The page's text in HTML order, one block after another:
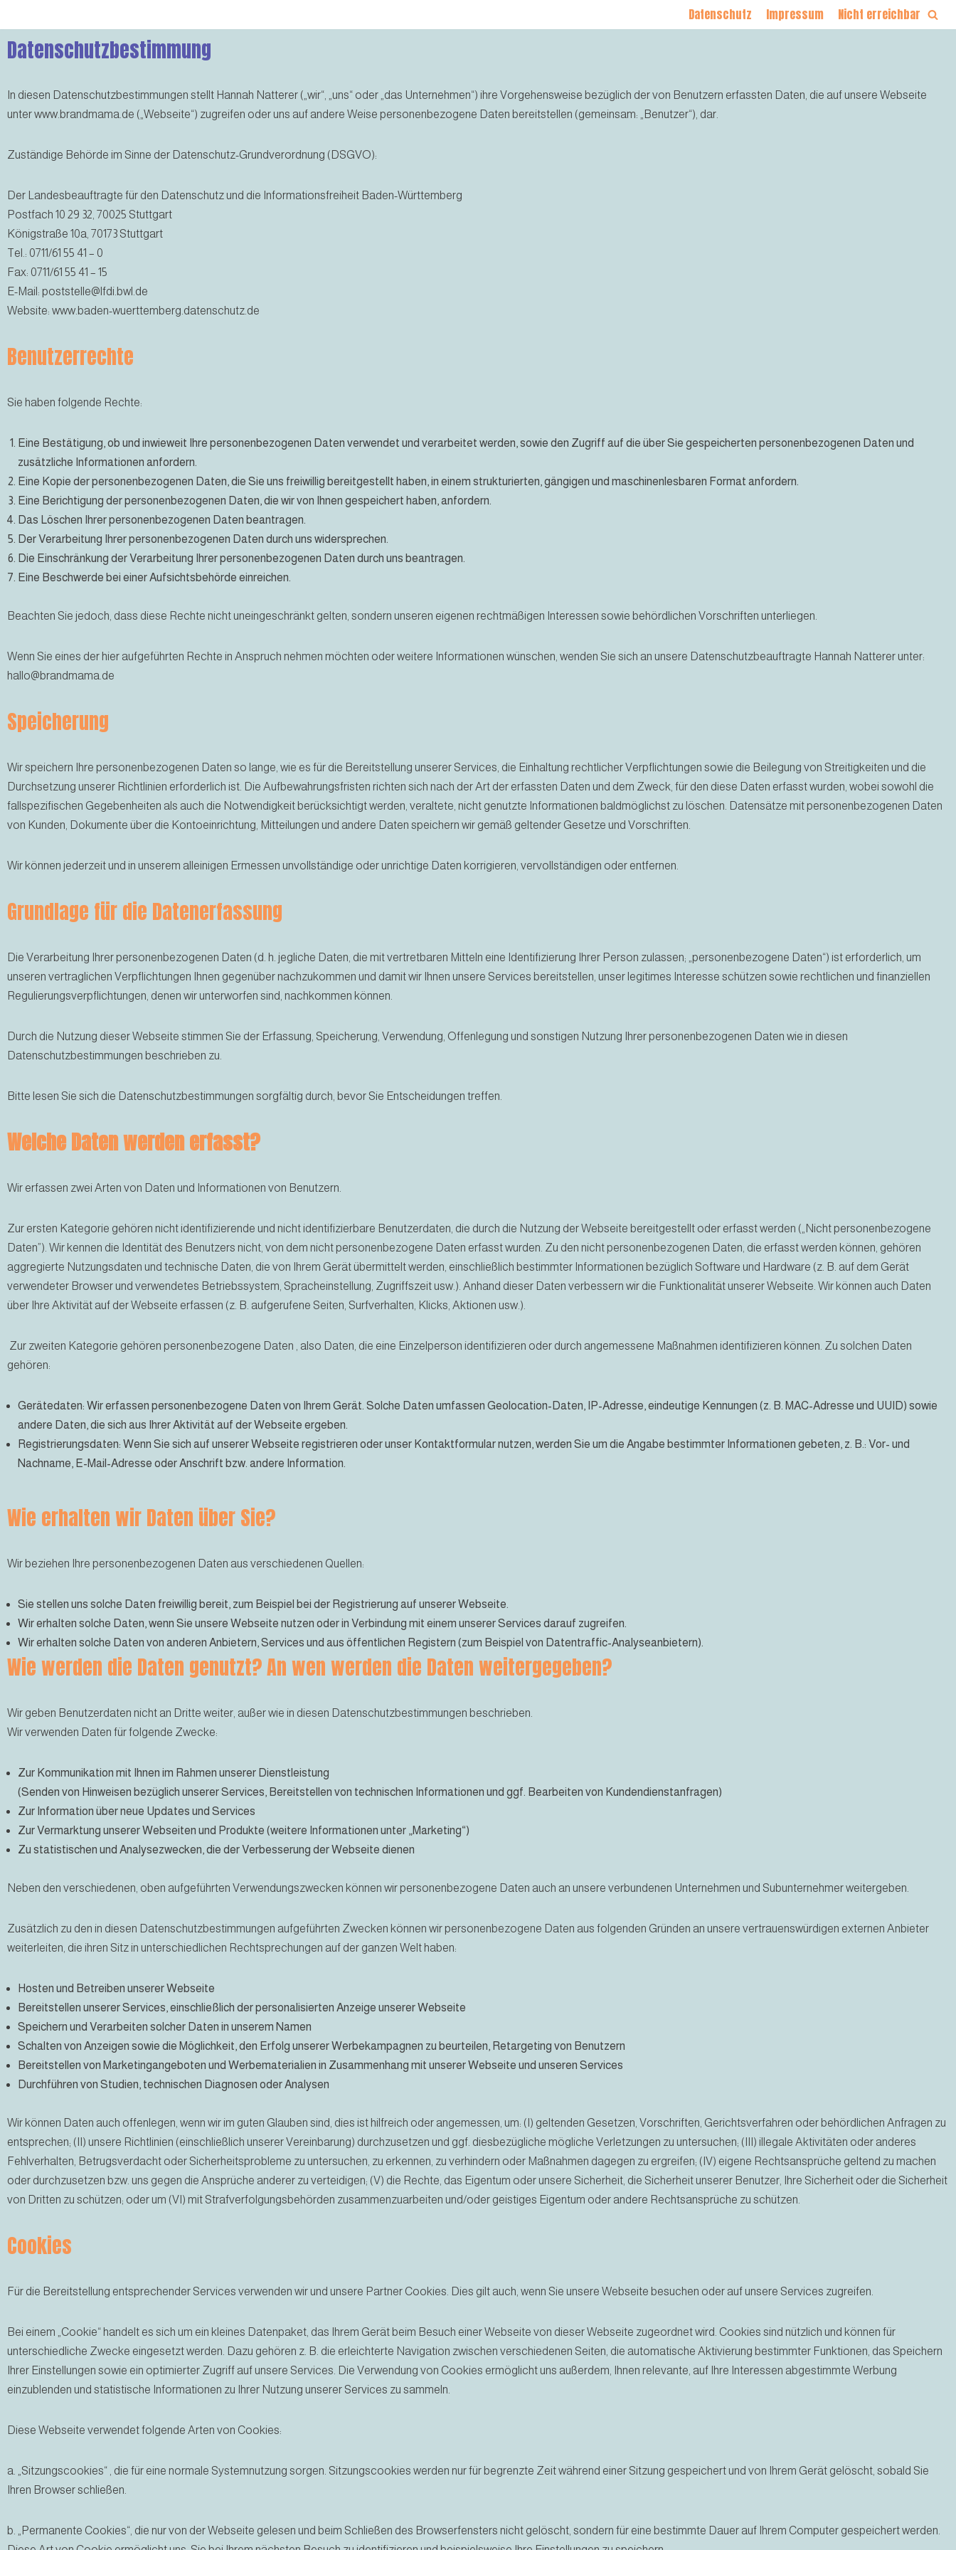
Zum
Inhalt
Datenschutz Impressum Nicht erreichbar
Datenschutzbestimmung
In diesen Datenschutzbestimmungen stellt Hannah Natterer („wir“, „uns“ oder „das Unternehmen“) ihre Vorgehensweise bezüglich der von Benutzern erfassten Daten, die auf unsere Webseite
unter www.brandmama.de („Webseite“) zugreifen oder uns auf andere Weise personenbezogene Daten bereitstellen (gemeinsam: „Benutzer“), dar.
Zuständige Behörde im Sinne der Datenschutz-Grundverordnung (DSGVO):
Der Landesbeauftragte für den Datenschutz und die Informationsfreiheit Baden-Württemberg
Postfach 10 29 32, 70025 Stuttgart
Königstraße 10a, 70173 Stuttgart
Tel.: 0711/61 55 41 – 0
Fax: 0711/61 55 41 – 15
E-Mail: poststelle@lfdi.bwl.de
Website: www.baden-wuerttemberg.datenschutz.de
Benutzerrechte
Sie haben folgende Rechte:
Eine Bestätigung, ob und inwieweit Ihre personenbezogenen Daten verwendet und verarbeitet werden, sowie den Zugriff auf die über Sie gespeicherten personenbezogenen Daten und
zusätzliche Informationen anfordern.
Eine Kopie der personenbezogenen Daten, die Sie uns freiwillig bereitgestellt haben, in einem strukturierten, gängigen und maschinenlesbaren Format anfordern.
Eine Berichtigung der personenbezogenen Daten, die wir von Ihnen gespeichert haben, anfordern.
Das Löschen Ihrer personenbezogenen Daten beantragen.
Der Verarbeitung Ihrer personenbezogenen Daten durch uns widersprechen.
Die Einschränkung der Verarbeitung Ihrer personenbezogenen Daten durch uns beantragen.
Eine Beschwerde bei einer Aufsichtsbehörde einreichen.
Beachten Sie jedoch, dass diese Rechte nicht uneingeschränkt gelten, sondern unseren eigenen rechtmäßigen Interessen sowie behördlichen Vorschriften unterliegen.
Wenn Sie eines der hier aufgeführten Rechte in Anspruch nehmen möchten oder weitere Informationen wünschen, wenden Sie sich an unsere Datenschutzbeauftragte Hannah Natterer unter:
hallo@brandmama.de
Speicherung
Wir speichern Ihre personenbezogenen Daten so lange, wie es für die Bereitstellung unserer Services, die Einhaltung rechtlicher Verpflichtungen sowie die Beilegung von Streitigkeiten und die
Durchsetzung unserer Richtlinien erforderlich ist. Die Aufbewahrungsfristen richten sich nach der Art der erfassten Daten und dem Zweck, für den diese Daten erfasst wurden, wobei sowohl die
fallspezifischen Gegebenheiten als auch die Notwendigkeit berücksichtigt werden, veraltete, nicht genutzte Informationen baldmöglichst zu löschen. Datensätze mit personenbezogenen Daten
von Kunden, Dokumente über die Kontoeinrichtung, Mitteilungen und andere Daten speichern wir gemäß geltender Gesetze und Vorschriften.
Wir können jederzeit und in unserem alleinigen Ermessen unvollständige oder unrichtige Daten korrigieren, vervollständigen oder entfernen.
Grundlage für die Datenerfassung
Die Verarbeitung Ihrer personenbezogenen Daten (d. h. jegliche Daten, die mit vertretbaren Mitteln eine Identifizierung Ihrer Person zulassen; „personenbezogene Daten“) ist erforderlich, um
unseren vertraglichen Verpflichtungen Ihnen gegenüber nachzukommen und damit wir Ihnen unsere Services bereitstellen, unser legitimes Interesse schützen sowie rechtlichen und finanziellen
Regulierungsverpflichtungen, denen wir unterworfen sind, nachkommen können.
Durch die Nutzung dieser Webseite stimmen Sie der Erfassung, Speicherung, Verwendung, Offenlegung und sonstigen Nutzung Ihrer personenbezogenen Daten wie in diesen
Datenschutzbestimmungen beschrieben zu.
Bitte lesen Sie sich die Datenschutzbestimmungen sorgfältig durch, bevor Sie Entscheidungen treffen.
Welche Daten werden erfasst?
Wir erfassen zwei Arten von Daten und Informationen von Benutzern.
Zur ersten Kategorie gehören nicht identifizierende und nicht identifizierbare Benutzerdaten, die durch die Nutzung der Webseite bereitgestellt oder erfasst werden („Nicht personenbezogene
Daten”). Wir kennen die Identität des Benutzers nicht, von dem nicht personenbezogene Daten erfasst wurden. Zu den nicht personenbezogenen Daten, die erfasst werden können, gehören
aggregierte Nutzungsdaten und technische Daten, die von Ihrem Gerät übermittelt werden, einschließlich bestimmter Informationen bezüglich Software und Hardware (z. B. auf dem Gerät
verwendeter Browser und verwendetes Betriebssystem, Spracheinstellung, Zugriffszeit usw.). Anhand dieser Daten verbessern wir die Funktionalität unserer Webseite. Wir können auch Daten
über Ihre Aktivität auf der Webseite erfassen (z. B. aufgerufene Seiten, Surfverhalten, Klicks, Aktionen usw.).
Zur zweiten Kategorie gehören personenbezogene Daten , also Daten, die eine Einzelperson identifizieren oder durch angemessene Maßnahmen identifizieren können. Zu solchen Daten
gehören:
Gerätedaten: Wir erfassen personenbezogene Daten von Ihrem Gerät. Solche Daten umfassen Geolocation-Daten, IP-Adresse, eindeutige Kennungen (z. B. MAC-Adresse und UUID) sowie
andere Daten, die sich aus Ihrer Aktivität auf der Webseite ergeben.
Registrierungsdaten: Wenn Sie sich auf unserer Webseite registrieren oder unser Kontaktformular nutzen, werden Sie um die Angabe bestimmter Informationen gebeten, z. B.: Vor- und
Nachname, E-Mail-Adresse oder Anschrift bzw. andere Information.
Wie erhalten wir Daten über Sie?
Wir beziehen Ihre personenbezogenen Daten aus verschiedenen Quellen:
Sie stellen uns solche Daten freiwillig bereit, zum Beispiel bei der Registrierung auf unserer Webseite.
Wir erhalten solche Daten, wenn Sie unsere Webseite nutzen oder in Verbindung mit einem unserer Services darauf zugreifen.
Wir erhalten solche Daten von anderen Anbietern, Services und aus öffentlichen Registern (zum Beispiel von Datentraffic-Analyseanbietern).
Wie werden die Daten genutzt? An wen werden die Daten weitergegeben?
Wir geben Benutzerdaten nicht an Dritte weiter, außer wie in diesen Datenschutzbestimmungen beschrieben.
Wir verwenden Daten für folgende Zwecke:
Zur Kommunikation mit Ihnen im Rahmen unserer Dienstleistung
(Senden von Hinweisen bezüglich unserer Services, Bereitstellen von technischen Informationen und ggf. Bearbeiten von Kundendienstanfragen)
Zur Information über neue Updates und Services
Zur Vermarktung unserer Webseiten und Produkte (weitere Informationen unter „Marketing“)
Zu statistischen und Analysezwecken, die der Verbesserung der Webseite dienen
Neben den verschiedenen, oben aufgeführten Verwendungszwecken können wir personenbezogene Daten auch an unsere verbundenen Unternehmen und Subunternehmer weitergeben.
Zusätzlich zu den in diesen Datenschutzbestimmungen aufgeführten Zwecken können wir personenbezogene Daten aus folgenden Gründen an unsere vertrauenswürdigen externen Anbieter
weiterleiten, die ihren Sitz in unterschiedlichen Rechtsprechungen auf der ganzen Welt haben:
Hosten und Betreiben unserer Webseite
Bereitstellen unserer Services, einschließlich der personalisierten Anzeige unserer Webseite
Speichern und Verarbeiten solcher Daten in unserem Namen
Schalten von Anzeigen sowie die Möglichkeit, den Erfolg unserer Werbekampagnen zu beurteilen, Retargeting von Benutzern
Bereitstellen von Marketingangeboten und Werbematerialien in Zusammenhang mit unserer Webseite und unseren Services
Durchführen von Studien, technischen Diagnosen oder Analysen
Wir können Daten auch offenlegen, wenn wir im guten Glauben sind, dies ist hilfreich oder angemessen, um: (I) geltenden Gesetzen, Vorschriften, Gerichtsverfahren oder behördlichen Anfragen zu
entsprechen; (II) unsere Richtlinien (einschließlich unserer Vereinbarung) durchzusetzen und ggf. diesbezügliche mögliche Verletzungen zu untersuchen; (III) illegale Aktivitäten oder anderes
Fehlverhalten, Betrugsverdacht oder Sicherheitsprobleme zu untersuchen, zu erkennen, zu verhindern oder Maßnahmen dagegen zu ergreifen; (IV) eigene Rechtsansprüche geltend zu machen
oder durchzusetzen bzw. uns gegen die Ansprüche anderer zu verteidigen; (V) die Rechte, das Eigentum oder unsere Sicherheit, die Sicherheit unserer Benutzer, Ihre Sicherheit oder die Sicherheit
von Dritten zu schützen; oder um (VI) mit Strafverfolgungsbehörden zusammenzuarbeiten und/oder geistiges Eigentum oder andere Rechtsansprüche zu schützen.
Cookies
Für die Bereitstellung entsprechender Services verwenden wir und unsere Partner Cookies. Dies gilt auch, wenn Sie unsere Webseite besuchen oder auf unsere Services zugreifen.
Bei einem „Cookie“ handelt es sich um ein kleines Datenpaket, das Ihrem Gerät beim Besuch einer Webseite von dieser Webseite zugeordnet wird. Cookies sind nützlich und können für
unterschiedliche Zwecke eingesetzt werden. Dazu gehören z. B. die erleichterte Navigation zwischen verschiedenen Seiten, die automatische Aktivierung bestimmter Funktionen, das Speichern
Ihrer Einstellungen sowie ein optimierter Zugriff auf unsere Services. Die Verwendung von Cookies ermöglicht uns außerdem, Ihnen relevante, auf Ihre Interessen abgestimmte Werbung
einzublenden und statistische Informationen zu Ihrer Nutzung unserer Services zu sammeln.
Diese Webseite verwendet folgende Arten von Cookies:
a. „Sitzungscookies“ , die für eine normale Systemnutzung sorgen. Sitzungscookies werden nur für begrenzte Zeit während einer Sitzung gespeichert und von Ihrem Gerät gelöscht, sobald Sie
Ihren Browser schließen.
b. „Permanente Cookies“, die nur von der Webseite gelesen und beim Schließen des Browserfensters nicht gelöscht, sondern für eine bestimmte Dauer auf Ihrem Computer gespeichert werden.